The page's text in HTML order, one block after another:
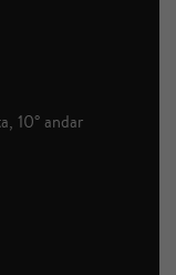
10° andar